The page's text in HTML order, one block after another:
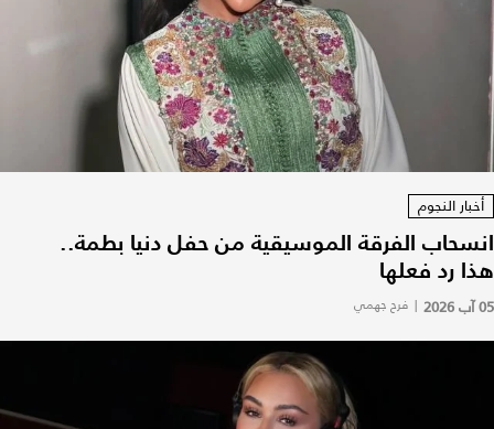
أخبار النجوم
انسحاب الفرقة الموسيقية من حفل دنيا بطمة..
هذا رد فعلها
05 آب 2026 | فرح جهمي